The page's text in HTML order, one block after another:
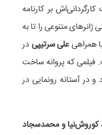
بر کارنامه
ژانرهای متنوعی را تا به
همراهیعلی سرتیپیدر
فیلمی که پروانه ساخت
در آستانه رونمایی در
کوروش‌نیا و محمدسجاد